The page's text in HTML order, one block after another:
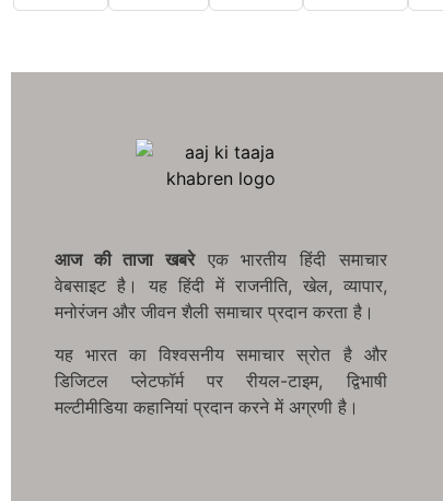
आज की ताजा खबरेएक भारतीय हिंदी समाचार
वेबसाइट है। यह हिंदी में राजनीति, खेल, व्यापार,
मनोरंजन और जीवन शैली समाचार प्रदान करता है।
यह भारत का विश्वसनीय समाचार स्रोत है और
डिजिटल प्लेटफॉर्म पर रीयल-टाइम, द्विभाषी
मल्टीमीडिया कहानियां प्रदान करने में अग्रणी है।